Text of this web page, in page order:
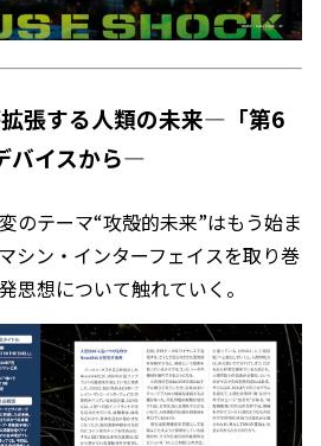
拡張する人類の未来―「第6
バイスから―
のテーマ“攻殻的未来”はもう始ま
シン・インターフェイスを取り巻
思想について触れていく。